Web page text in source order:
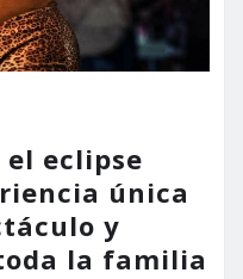
eclipse
única
y
la familia